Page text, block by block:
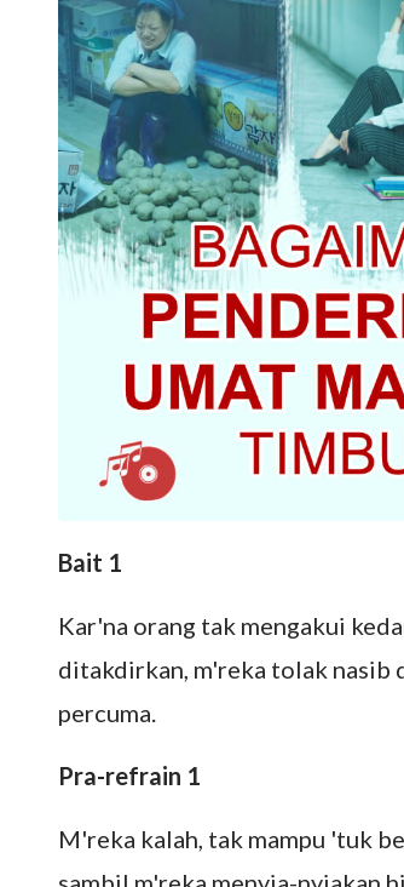
Bait 1
Kar'na orang tak mengakui
ditakdirkan, m'reka tolak nasib
percuma.
Pra-refrain 1
M'reka kalah, tak mampu 'tuk